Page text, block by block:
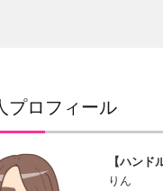
プロフィール
【ハンド
りん